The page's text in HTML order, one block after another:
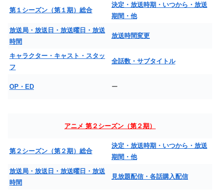
第１シーズン（第１期）総合
決定・放送時期・いつから・放送
期間・他
放送局・放送日・放送曜日・放送
時間
放送時間変更
キャラクター・キャスト・スタッ
フ
全話数・サブタイトル
OP・ED ー
アニメ 第２シーズン（第２期）
第２シーズン（第２期）総合
決定・放送時期・いつから・放送
期間・他
放送局・放送日・放送曜日・放送
時間
見放題配信・各話購入配信